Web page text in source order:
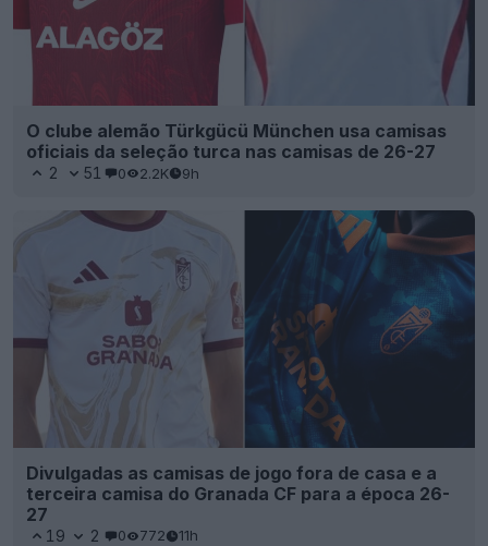
O clube alemão Türkgücü München usa camisas
oficiais da seleção turca nas camisas de 26-27
2 51 0 2.2K 9h
Divulgadas as camisas de jogo fora de casa e a
terceira camisa do Granada CF para a época 26-
27
19 2 0 772 11h